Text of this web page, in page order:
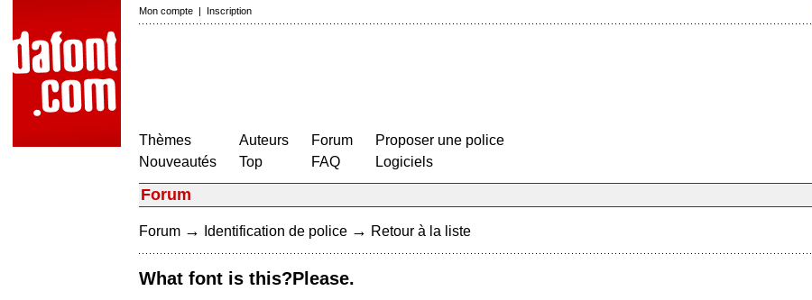
Mon compte | Inscription
Thèmes
Nouveautés
Auteurs
Top
Forum
FAQ
Proposer une police
Logiciels
Forum
Forum → Identification de police → Retour à la liste
What font is this?Please.